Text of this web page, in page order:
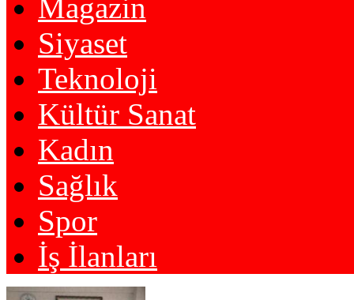
Magazin
Siyaset
Teknoloji
Kültür Sanat
Kadın
Sağlık
Spor
İş İlanları